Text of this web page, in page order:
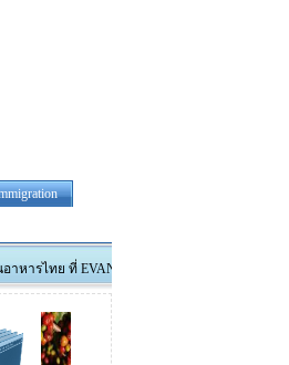
ที่ EVANS HEAD และรับสมัครผู้ที่สนใจเป็นผู้บ